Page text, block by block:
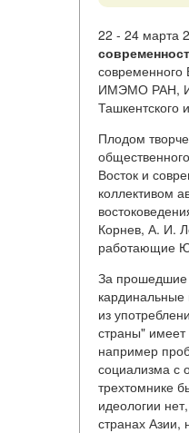
22 - 24 марта
ИМЭМО РАН,
Ташкентского
Плодом
Восток и
коллективом
Корнев, А. И.
работающие
За прошедшие
из
страны"
например
социализма с
трехтомнике
идеологии
странах Азии,